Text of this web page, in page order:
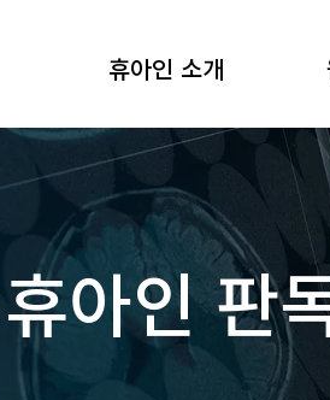
휴아인 소개
휴아인 판